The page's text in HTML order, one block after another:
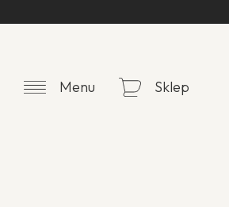
Menu Sklep